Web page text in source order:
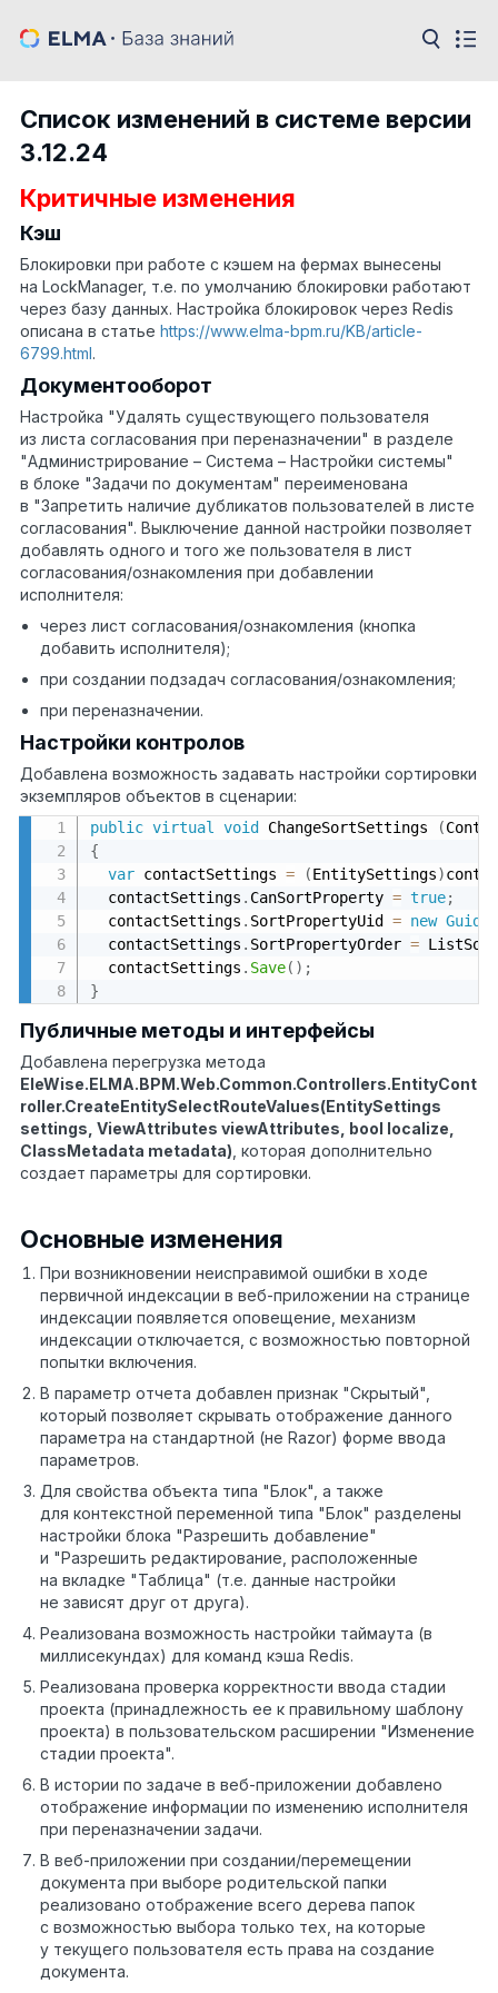
Список изменений в системе версии
3.12.24
Критичные изменения
Кэш
Блокировки при работе с кэшем на фермах вынесены
на LockManager, т.е. по умолчанию блокировки работают
через базу данных. Настройка блокировок через Redis
описана в статье https://www.elma-bpm.ru/KB/article-
6799.html.
Документооборот
Настройка "Удалять существующего пользователя
из листа согласования при переназначении" в разделе
"Администрирование – Система – Настройки системы"
в блоке "Задачи по документам" переименована
в "Запретить наличие дубликатов пользователей в листе
согласования". Выключение данной настройки позволяет
добавлять одного и того же пользователя в лист
согласования/ознакомления при добавлении
исполнителя:
через лист согласования/ознакомления (кнопка
добавить исполнителя);
при создании подзадач согласования/ознакомления;
при переназначении.
Настройки контролов
Добавлена возможность задавать настройки сортировки
экземпляров объектов в сценарии:
public virtual void ChangeSortSettings (
{
var contactSettings = (EntitySettings)
  contactSettings
. CanSortProperty = true;
  contactSettings
. SortPropertyUid = new Guid
  contactSettings
. SortPropertyOrder =
  contactSettings
. Save( ) ;
}
Публичные методы и интерфейсы
Добавлена перегрузка метода
EleWise.ELMA.BPM.Web.Common.Controllers.EntityCont
roller.CreateEntitySelectRouteValues(EntitySettings
settings, ViewAttributes viewAttributes, bool localize,
ClassMetadata metadata) , которая дополнительно
создает параметры для сортировки.
Основные изменения
При возникновении неисправимой ошибки в ходе
первичной индексации в веб-приложении на странице
индексации появляется оповещение, механизм
индексации отключается, с возможностью повторной
попытки включения.
В параметр отчета добавлен признак "Скрытый",
который позволяет скрывать отображение данного
параметра на стандартной (не Razor) форме ввода
параметров.
Для свойства объекта типа "Блок", а также
для контекстной переменной типа "Блок" разделены
настройки блока "Разрешить добавление"
и "Разрешить редактирование, расположенные
на вкладке "Таблица" (т.е. данные настройки
не зависят друг от друга).
Реализована возможность настройки таймаута (в
миллисекундах) для команд кэша Redis.
Реализована проверка корректности ввода стадии
проекта (принадлежность ее к правильному шаблону
проекта) в пользовательском расширении "Изменение
стадии проекта".
В истории по задаче в веб-приложении добавлено
отображение информации по изменению исполнителя
при переназначении задачи.
В веб-приложении при создании/перемещении
документа при выборе родительской папки
реализовано отображение всего дерева папок
с возможностью выбора только тех, на которые
у текущего пользователя есть права на создание
документа.